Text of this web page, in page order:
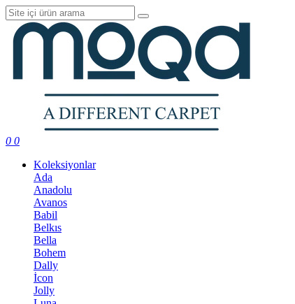
0 0
Koleksiyonlar
Ada
Anadolu
Avanos
Babil
Belkıs
Bella
Bohem
Dally
İcon
Jolly